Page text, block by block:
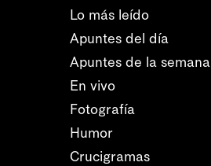
Lo más leído
Apuntes del día
Apuntes de la semana
En vivo
Fotografía
Humor
Crucigramas